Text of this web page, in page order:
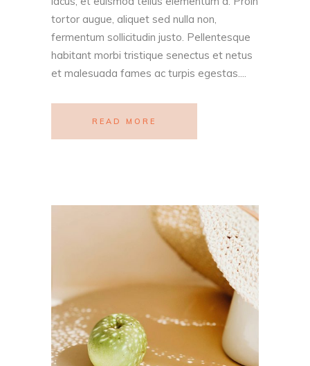
tortor augue, aliquet sed nulla non,
fermentum sollicitudin justo. Pellentesque
habitant morbi tristique senectus et netus
et malesuada fames ac turpis egestas....
READ MORE